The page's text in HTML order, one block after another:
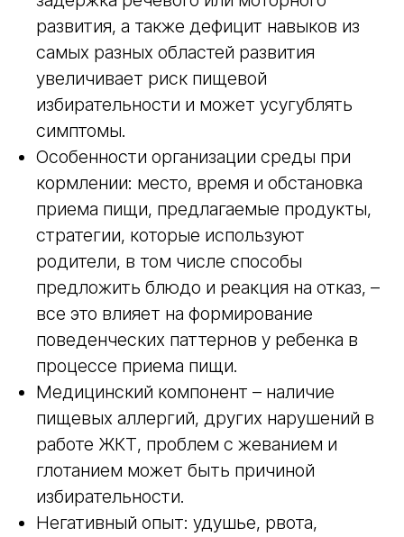
развития, а также дефицит навыков из
самых разных областей развития
увеличивает риск пищевой
избирательности и может усугублять
симптомы.
Особенности организации среды при
кормлении: место, время и обстановка
приема пищи, предлагаемые продукты,
стратегии, которые используют
родители, в том числе способы
предложить блюдо и реакция на отказ, –
все это влияет на формирование
поведенческих паттернов у ребенка в
процессе приема пищи.
Медицинский компонент – наличие
пищевых аллергий, других нарушений в
работе ЖКТ, проблем с жеванием и
глотанием может быть причиной
избирательности.
Негативный опыт: удушье, рвота,